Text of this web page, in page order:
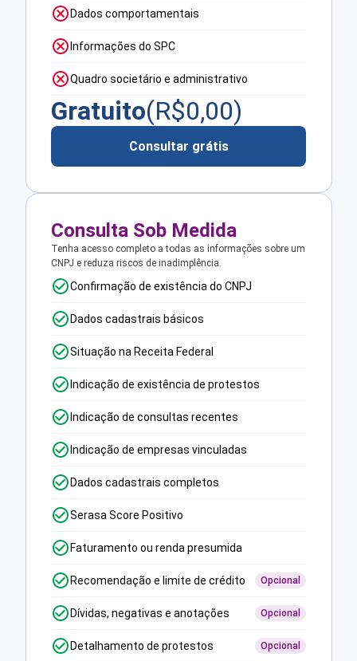
Dados comportamentais
Informações do SPC
Quadro societário e administrativo
Gratuito(R$0,00)
Consultar grátis
Consulta Sob Medida
Tenha acesso completo a todas as informações sobre um
CNPJ e reduza riscos de inadimplência.
Confirmação de existência do CNPJ
Dados cadastrais básicos
Situação na Receita Federal
Indicação de existência de protestos
Indicação de consultas recentes
Indicação de empresas vinculadas
Dados cadastrais completos
Serasa Score Positivo
Faturamento ou renda presumida
Recomendação e limite de crédito Opcional
Dívidas, negativas e anotações Opcional
Detalhamento de protestos Opcional